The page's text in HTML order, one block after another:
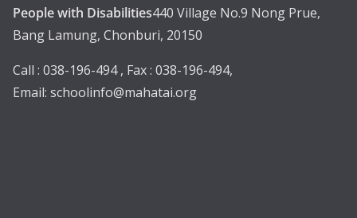
People with Disabilities440 Village No.9 Nong Prue,
Bang Lamung, Chonburi, 20150
Call : 038-196-494 , Fax : 038-196-494,
Email: schoolinfo@mahatai.org